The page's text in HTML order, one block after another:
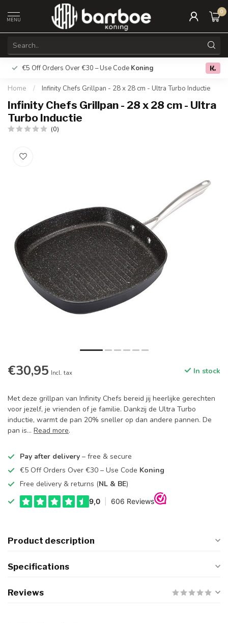
MENU
0
€5 Off Orders Over €30 – Use Code Koning Free
Home / Infinity Chefs Grillpan - 28 x 28 cm - Ultra Turbo Inductie
Infinity Chefs Grillpan - 28 x 28 cm - Ultra
Turbo Inductie
(0)
€30,95 Incl. tax In stock
Met deze grillpan van Infinity Chefs bereid jij heerlijke gerechten
voor jezelf, je vrienden of je familie. Dankzij de Ultra Turbo
inductie, warmt de pan 20% sneller op dan andere pannen. De
pan is... Read more.
Pay after delivery – free & secure
€5 Off Orders Over €30 – Use Code Koning
Free delivery & returns (NL & BE)
Product description
Specifications
Reviews